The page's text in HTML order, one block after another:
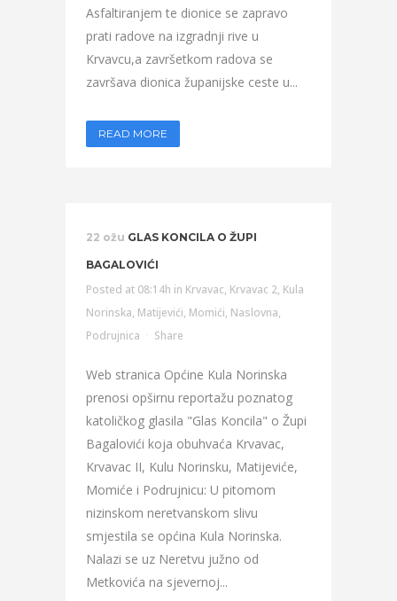
Asfaltiranjem te dionice se zapravo
prati radove na izgradnji rive u
Krvavcu,a završetkom radova se
završava dionica županijske ceste u...
READ MORE
22 ožu GLAS KONCILA O ŽUPI
BAGALOVIĆI
Posted at 08:14h in Krvavac, Krvavac 2, Kula
Norinska, Matijevići, Momići, Naslovna,
Podrujnica
Share
Web stranica Općine Kula Norinska
prenosi opširnu reportažu poznatog
katoličkog glasila "Glas Koncila" o Župi
Bagalovići koja obuhvaća Krvavac,
Krvavac II, Kulu Norinsku, Matijeviće,
Momiće i Podrujnicu: U pitomom
nizinskom neretvanskom slivu
smjestila se općina Kula Norinska.
Nalazi se uz Neretvu južno od
Metkovića na sjevernoj...